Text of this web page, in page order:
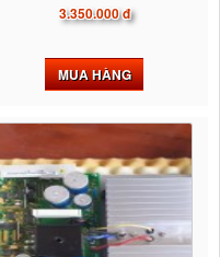
3.350.000 đ
MUA HÀNG